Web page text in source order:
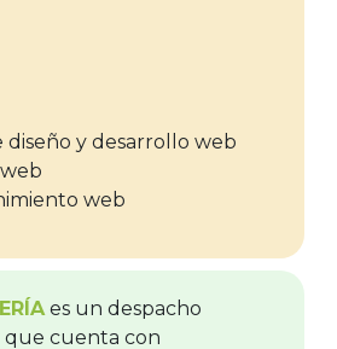
diseño y desarrollo web
web
es un despacho
cuenta con